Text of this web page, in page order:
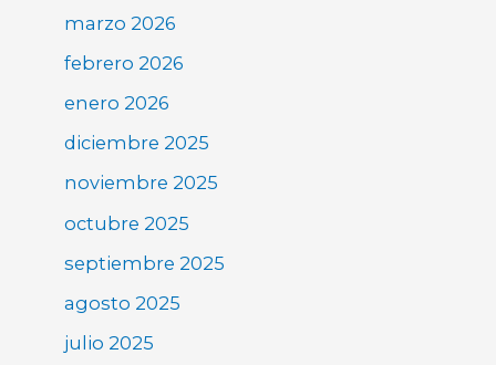
marzo 2026
febrero 2026
enero 2026
diciembre 2025
noviembre 2025
octubre 2025
septiembre 2025
agosto 2025
julio 2025